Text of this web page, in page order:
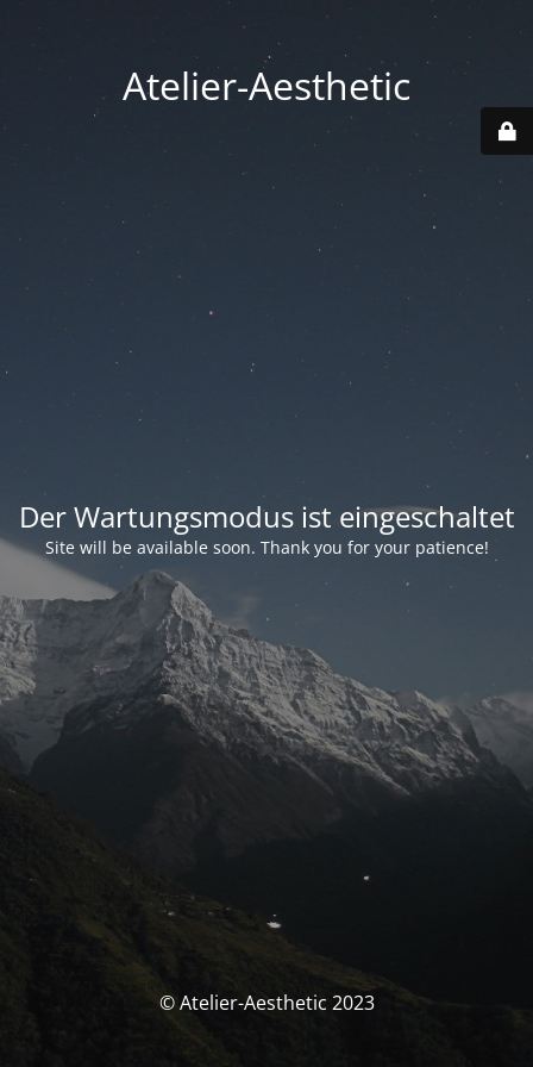
Atelier-Aesthetic
Der Wartungsmodus ist eingeschaltet
Site will be available soon. Thank you for your patience!
© Atelier-Aesthetic 2023